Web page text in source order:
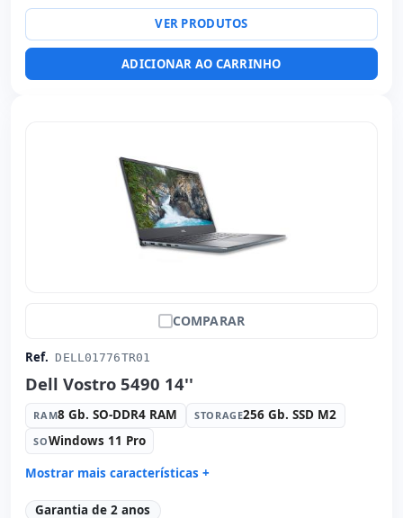
Multimídia: Webcam · Leitor SD · Leitor impressões
digitais · Leitor DNI
Específico laptop: Layout do teclado Espanhol · Teclado
VER PRODUTOS
ADICIONAR AO CARRINHO
COMPARAR
Ref. DELL01776TR01
Dell Vostro 5490 14''
RAM8 Gb. SO-DDR4 RAM STORAGE256 Gb. SSD M2
SOWindows 11 Pro
Mostrar mais características +
Connectivity: RJ-45 · WIFI · Bluetooth
Garantia de 2 anos